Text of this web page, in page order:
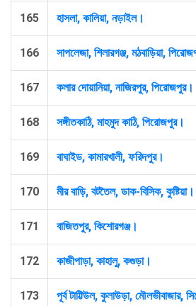
165 হাসলা, কালিয়া, নড়াইল।
166 সাপলেজা, শিলারগঞ্জ, মঠবাড়িয়া,
167 কলার দোয়ানিয়া, নাজিরপুর, পিরোজপুর।
168 সঙ্গীতকাঠি, মাহমুদ কাঠি, পিরোজপুর।
169 বাঘাইড, কামারখালী, ফরিদপুর।
170 মীর বাড়ি, বটতৈল, ডাক-বিসিক, কুষ্টিয়া।
171 বাজিতপুর, কিশোরগঞ্জ।
172 কাজীপাড়া, কাহালু, কগুড়া।
173 পূর্ব টাট্টিউল, কুলাউড়া, মৌলভীবাজার,